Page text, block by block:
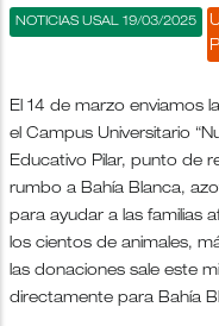
NOTICIAS USAL 19/03/2025
El 14 de marzo enviamos
el Campus Universitario
Educativo Pilar, punto de
rumbo a Bahía Blanca,
para ayudar a las familias
los cientos de animales,
las donaciones sale este
directamente para Bahía